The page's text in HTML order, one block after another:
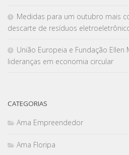
Medidas para um outubro mais
descarte de resíduos
União Europeia e Fundação Ellen
lideranças em economia circular
CATEGORIAS
Ama Empreendedor
Ama Floripa